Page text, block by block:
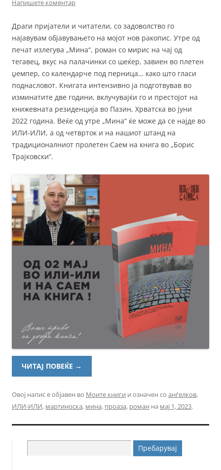
Напишете коментар
Драги пријатели и читатели, со задоволство го
најавувам објавувањето на мојот нов ракопис. Утре од
печат излегува „Мина“, роман со мирис на чај од
тегавец, вкус на палачинки со шеќер, завиен во плетен
џемпер, со календарче под перница… како што гласи
поднасловот. Книгата интензивно ја подготвував во
изминатите две години, вклучувајќи го и престојот на
книжевната резиденција во Пазин, Хрватска во јуни
2022 година. Веќе од утре „Мина“ ќе може да се најде во
ИЛИ-ИЛИ, а од четврток и на нашиот штанд на
традиционалниот пролетен Саем на книга во „Борис
Трајковски“.
ЧИТАЈ ПОВЕЌЕ →
Овој напис е објавен во Моите книги и означен со анѓелков,
ИЛИ-ИЛИ, мартиноска, мина, проаза, роман на мај 1, 2023.
за: